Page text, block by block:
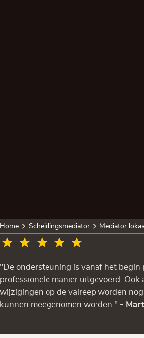
Home Scheidingsmediator Mediator
"De ondersteuning is vanaf het begin
professionele manier uitgevoerd. Ook
wijzigingen op de valreep worden
kunnen meegenomen worden." -